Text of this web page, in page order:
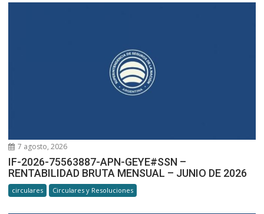
7 agosto, 2026
IF-2026-75563887-APN-GEYE#SSN –
RENTABILIDAD BRUTA MENSUAL – JUNIO DE 2026
circulares Circulares y Resoluciones